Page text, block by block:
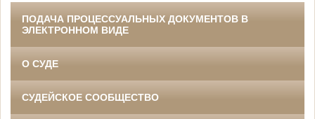
ПОДАЧА ПРОЦЕССУАЛЬНЫХ ДОКУМЕНТОВ В
ЭЛЕКТРОННОМ ВИДЕ
О СУДЕ
СУДЕЙСКОЕ СООБЩЕСТВО